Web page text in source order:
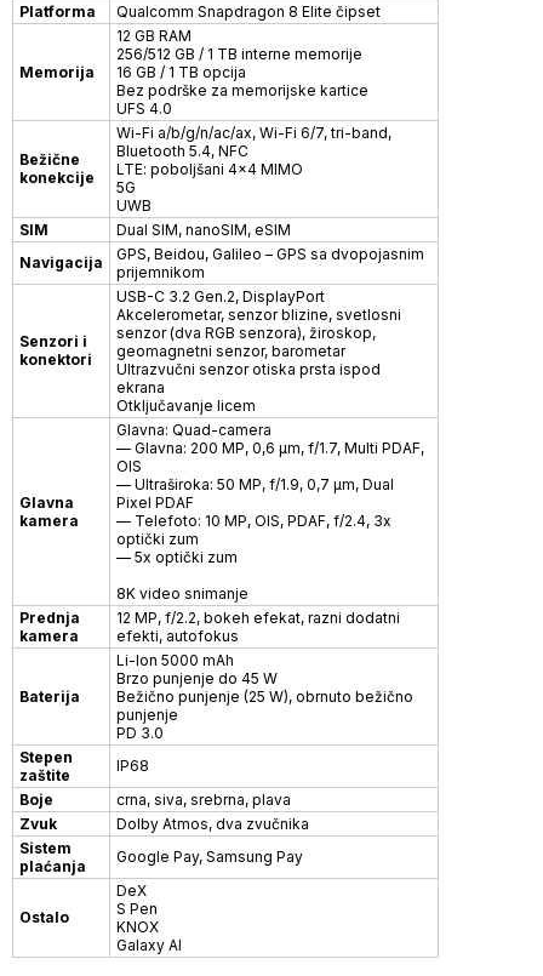
Platforma
Qualcomm Snapdragon 8 Elite čipset
Memorija
12 GB RAM
256/512 GB / 1 TB interne memorije
16 GB / 1 TB opcija
Bez podrške za memorijske kartice
UFS 4.0
Bežične
konekcije
Wi-Fi a/b/g/n/ac/ax, Wi-Fi 6/7, tri-band,
Bluetooth 5.4, NFC
LTE: poboljšani 4×4 MIMO
5G
UWB
SIM
Dual SIM, nanoSIM, eSIM
Navigacija
GPS, Beidou, Galileo – GPS sa dvopojasnim
prijemnikom
Senzori i
konektori
USB-C 3.2 Gen.2, DisplayPort
Akcelerometar, senzor blizine, svetlosni
senzor (dva RGB senzora), žiroskop,
geomagnetni senzor, barometar
Ultrazvučni senzor otiska prsta ispod
ekrana
Otključavanje licem
Glavna
kamera
Glavna: Quad-camera
— Glavna: 200 MP, 0,6 μm, f/1.7, Multi PDAF,
OIS
— Ultraširoka: 50 MP, f/1.9, 0,7 μm, Dual
Pixel PDAF
— Telefoto: 10 MP, OIS, PDAF, f/2.4, 3x
optički zum
— 5x optički zum
8K video snimanje
Prednja
kamera
12 MP, f/2.2, bokeh efekat, razni dodatni
efekti, autofokus
Baterija
Li-Ion 5000 mAh
Brzo punjenje do 45 W
Bežično punjenje (25 W), obrnuto bežično
punjenje
PD 3.0
Stepen
zaštite
IP68
Boje
crna, siva, srebrna, plava
Zvuk
Dolby Atmos, dva zvučnika
Sistem
plaćanja
Google Pay, Samsung Pay
Ostalo
DeX
S Pen
KNOX
Galaxy AI